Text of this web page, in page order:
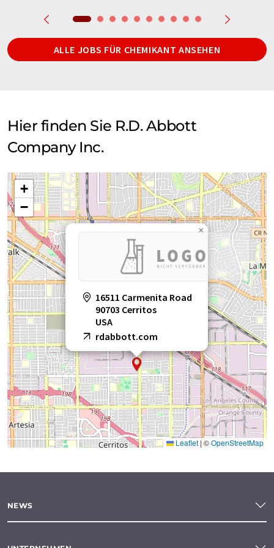
ALLE JOBS FÜR CHEMIKANT ANSEHEN
Hier finden Sie R.D. Abbott
Company Inc.
16511 Carmenita Road
90703 Cerritos
USA
rdabbott.com
×
+
−
Leaflet | ©OpenStreetMap
NEWS